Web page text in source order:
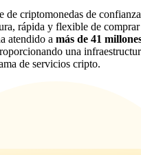
& Win
prize pool
de criptomonedas de
rápida y flexible de
atendido a más de 41
una
de servicios cripto.